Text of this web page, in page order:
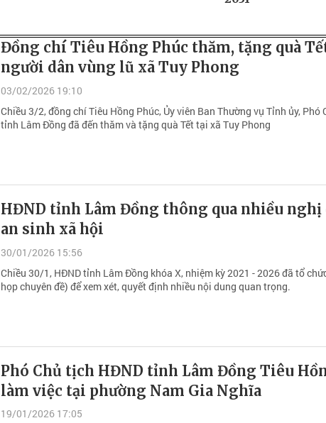
Đồng chí Tiêu Hồng Phúc thăm, tặng quà
người dân vùng lũ xã Tuy Phong
03/02/2026 19:10
Chiều 3/2, đồng chí Tiêu Hồng Phúc, Ủy viên Ban Thường vụ Tỉnh ủy, Phó
tỉnh Lâm Đồng đã đến thăm và tặng quà Tết tại xã Tuy Phong
HĐND tỉnh Lâm Đồng thông qua nhiều nghị
an sinh xã hội
30/01/2026 15:56
Chiều 30/1, HĐND tỉnh Lâm Đồng khóa X, nhiệm kỳ 2021 - 2026 đã tổ
họp chuyên đề) để xem xét, quyết định nhiều nội dung quan trọng.
Phó Chủ tịch HĐND tỉnh Lâm Đồng Tiêu
làm việc tại phường Nam Gia Nghĩa
19/01/2026 17:05